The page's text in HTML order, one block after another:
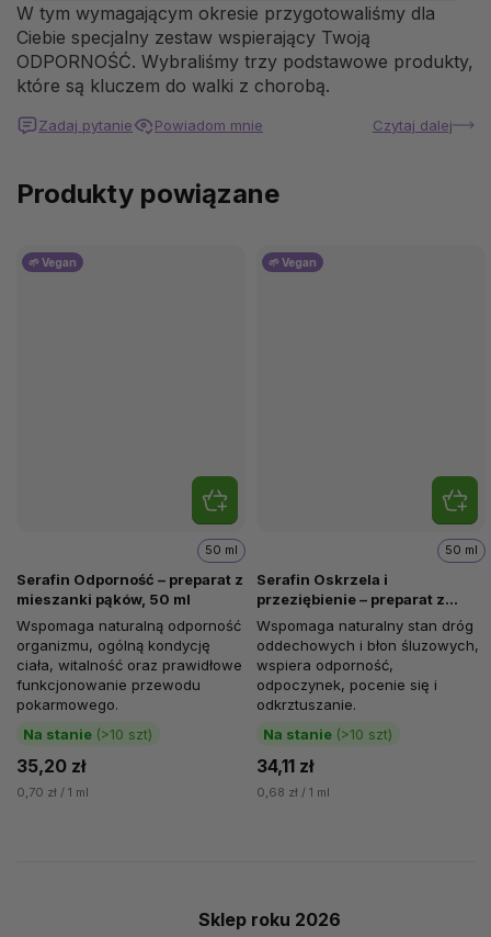
W tym wymagającym okresie przygotowaliśmy dla
Ciebie specjalny zestaw wspierający Twoją
ODPORNOŚĆ. Wybraliśmy trzy podstawowe produkty,
które są kluczem do walki z chorobą.
Czytaj dalej
Zadaj pytanie Powiadom mnie
Produkty powiązane
🌱 Vegan
Serafin Odporność – preparat z
mieszanki pąków, 50 ml
Na stanie (>10 szt)
50 ml
35,20 zł
0,70 zł / 1 ml
Wspomaga naturalną odporność
organizmu, ogólną kondycję
ciała, witalność oraz prawidłowe
funkcjonowanie przewodu
pokarmowego.
🌱 Vegan
Serafin Oskrzela i
przeziębienie – preparat z
mieszanki pąków, 50 ml
Na stanie (>10 szt)
50 ml
34,11 zł
0,68 zł / 1 ml
Wspomaga naturalny stan dróg
oddechowych i błon śluzowych,
wspiera odporność,
odpoczynek, pocenie się i
odkrztuszanie.
Sklep roku 2026